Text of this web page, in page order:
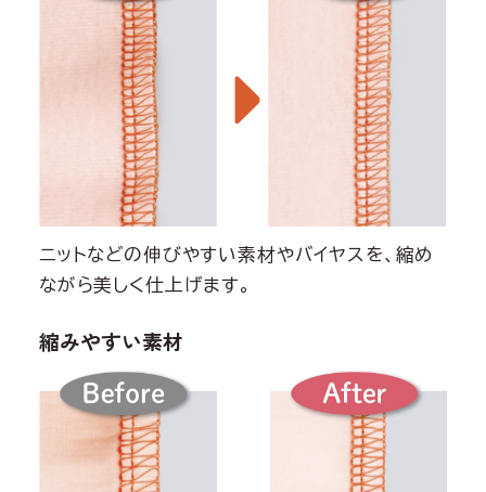
ニットなどの伸びやすい素材やバイヤスを、縮め
ながら美しく仕上げます。
縮みやすい素材